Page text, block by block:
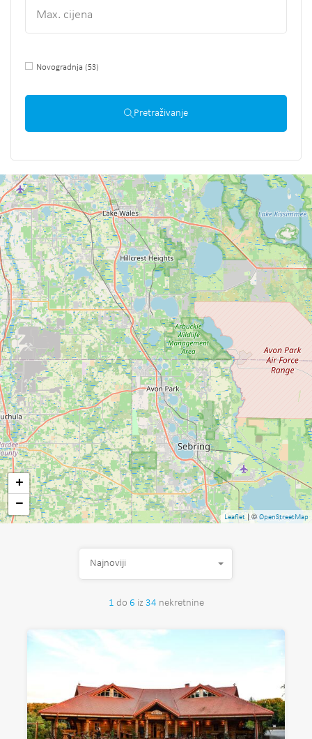
Novogradnja (53)
Pretraživanje
+
−
Leaflet | ©OpenStreetMap
1 do 6 iz 34 nekretnine
Najnoviji